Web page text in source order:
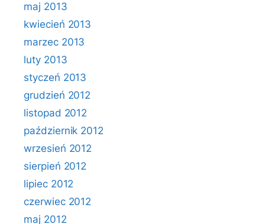
maj 2013
kwiecień 2013
marzec 2013
luty 2013
styczeń 2013
grudzień 2012
listopad 2012
październik 2012
wrzesień 2012
sierpień 2012
lipiec 2012
czerwiec 2012
maj 2012